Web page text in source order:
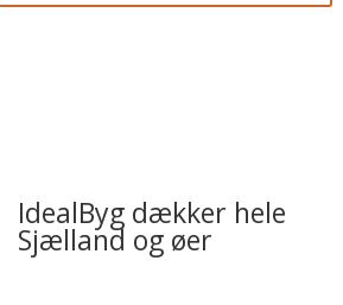
IdealByg dækker hele
Sjælland og øer